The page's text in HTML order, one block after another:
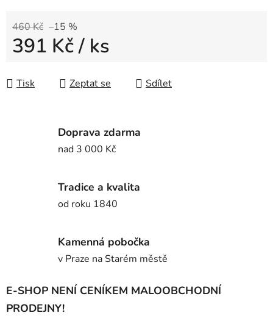
460 Kč –15 %
391 Kč/ ks
Tisk
Zeptat se Sdílet
Doprava zdarma
nad 3 000 Kč
Tradice a kvalita
od roku 1840
Kamenná pobočka
v Praze na Starém městě
E-SHOP NENÍ CENÍKEM MALOOBCHODNÍ
PRODEJNY!